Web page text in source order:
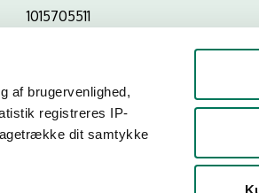
af brugervenlighed,
registreres IP-
dit samtykke
1015705511
P-nr